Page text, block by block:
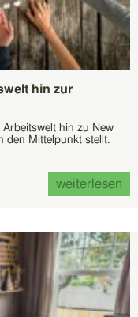
hin zur
hin zu New
den Mittelpunkt stellt.
weiterlesen